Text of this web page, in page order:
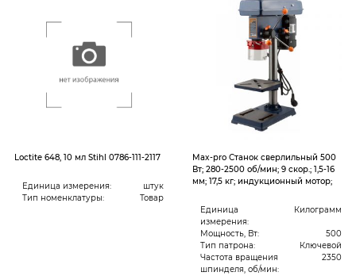
Loctite 648, 10 мл Stihl 0786-111-2117
Единица измерения:
штук
Тип номенклатуры:
Товар
Max-pro Станок сверлильный 500
Вт; 280-2500 об/мин; 9 скор.; 1,5-16
мм; 17,5 кг; индукционный мотор;
Единица
измерения:
Килограмм
Мощность, Вт:
500
Тип патрона:
Ключевой
Частота вращения
шпинделя, об/мин:
2350